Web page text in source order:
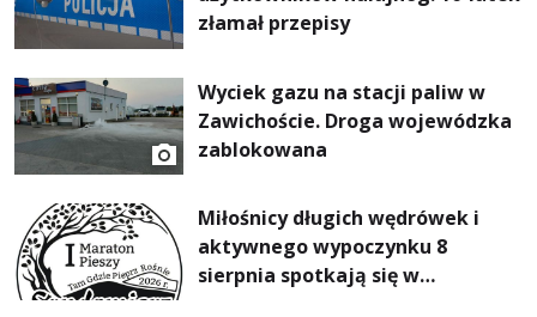
złamał przepisy
Wyciek gazu na stacji paliw w
Zawichoście. Droga wojewódzka
zablokowana
Miłośnicy długich wędrówek i
aktywnego wypoczynku 8
sierpnia spotkają się w